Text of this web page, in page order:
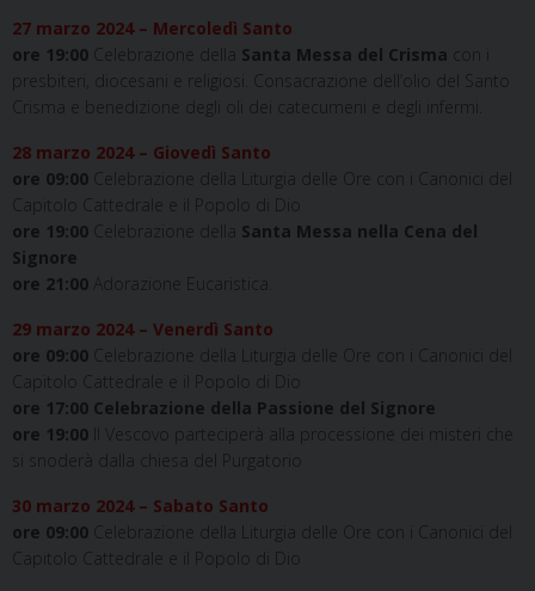
27 marzo 2024 – Mercoledì Santo
ore 19:00
Celebrazione della Santa Messa del Crisma
con i
presbiteri, diocesani e religiosi. Consacrazione dell’olio del Santo
Crisma e benedizione degli oli dei catecumeni e degli infermi.
28 marzo 2024 – Giovedì Santo
ore 09:00
Celebrazione della Liturgia delle Ore con i Canonici del
Capitolo Cattedrale e il Popolo di Dio
ore 19:00
Celebrazione della Santa Messa nella Cena del
Signore
ore 21:00
Adorazione Eucaristica.
29 marzo 2024 – Venerdì Santo
ore 09:00
Celebrazione della Liturgia delle Ore con i Canonici del
Capitolo Cattedrale e il Popolo di Dio
ore 17:00 Celebrazione della Passione del Signore
ore 19:00
Il Vescovo parteciperà alla processione dei misteri che
si snoderà dalla chiesa del Purgatorio
30 marzo 2024 – Sabato Santo
ore 09:00
Celebrazione della Liturgia delle Ore con i Canonici del
Capitolo Cattedrale e il Popolo di Dio